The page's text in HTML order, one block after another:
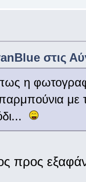
στις
η
προς